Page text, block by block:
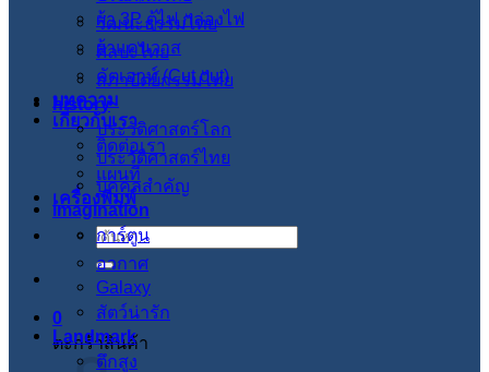
ผ้า 3P ตู้ไฟ กล่องไฟ
ผ้าแคนวาส
คัตเอาท์ (Cut out)
บทความ
เกี่ยวกับเรา
ติดต่อเรา
แผนที่
เครื่องพิมพ์
ค้นหา:
0
ตะกร้าสินค้า
วัฒนะธรรมไทย
ศิลปะไทย
สภาปัตย์กรรมไทย
history
ประวัติศาสตร์โลก
ประวัติศาสตร์ไทย
บุคคลสำคัญ
imagination
การ์ตูน
อวกาศ
Galaxy
สัตว์น่ารัก
Landmark
ตึกสูง